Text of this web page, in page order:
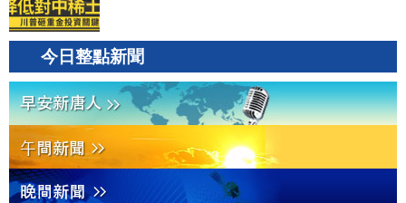
今日整點新聞